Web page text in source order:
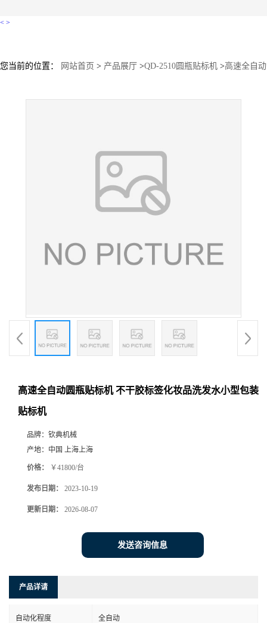
< >
您当前的位置： 网站首页 > 产品展厅 >QD-2510圆瓶贴标机 >高速全自动
高速全自动圆瓶贴标机 不干胶标签化妆品洗发水小型包装
贴标机
品牌： 钦典机械
产地： 中国 上海上海
价格： ￥41800/台
发布日期： 2023-10-19
更新日期： 2026-08-07
发送咨询信息
产品详请
自动化程度 全自动